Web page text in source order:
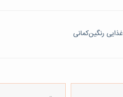
رنگین‌کمانی